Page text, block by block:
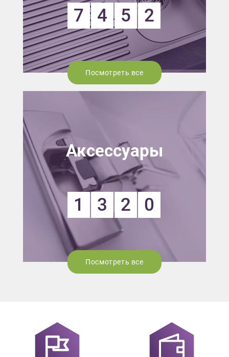
7 4 5 2
Посмотреть все
Аксессуары
1 3 2 0
Посмотреть все